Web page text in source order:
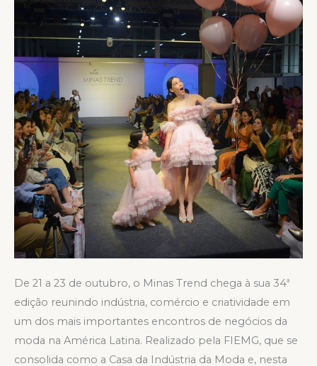
De 21 a 23 de outubro, o Minas Trend chega à sua 34ª
edição reunindo indústria, comércio e criatividade em
um dos mais importantes encontros de negócios da
moda na América Latina. Realizado pela FIEMG, que se
consolida como a Casa da Indústria da Moda e, nesta
movimento